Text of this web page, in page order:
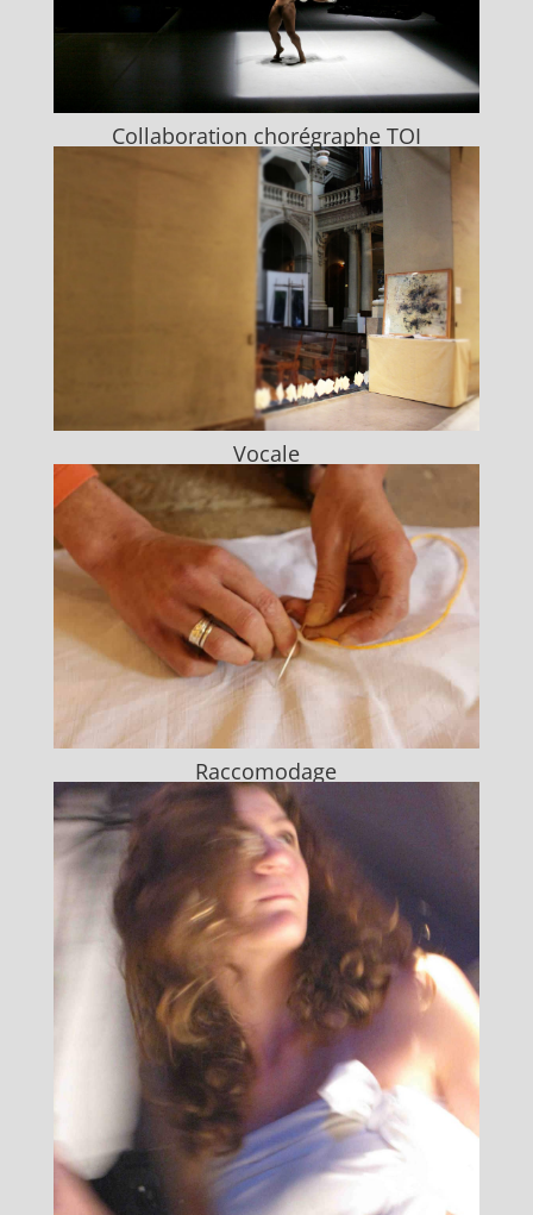
Collaboration chorégraphe TOI
Vocale
Raccomodage